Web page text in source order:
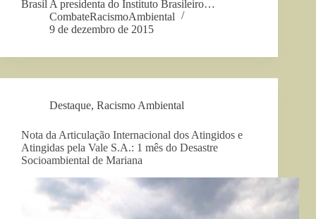
Brasil A presidenta do Instituto Brasileiro…
CombateRacismoAmbiental
9 de dezembro de 2015
Destaque, Racismo Ambiental
Nota da Articulação Internacional dos Atingidos e
Atingidas pela Vale S.A.: 1 mês do Desastre
Socioambiental de Mariana